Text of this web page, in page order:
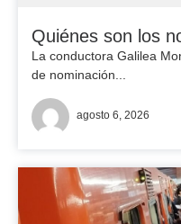
Quiénes son los
La conductora Galilea
de nominación...
agosto 6, 2026